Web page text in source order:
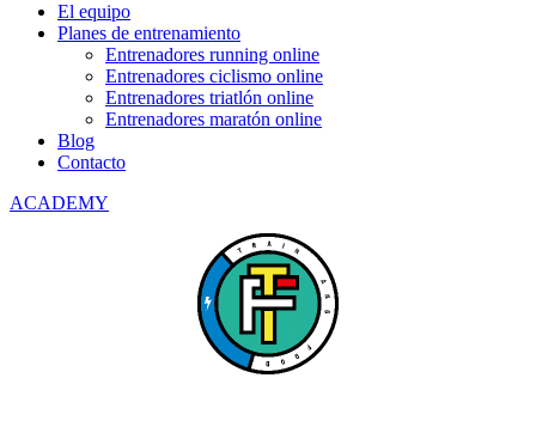
El equipo
Planes de entrenamiento
Entrenadores running online
Entrenadores ciclismo online
Entrenadores triatlón online
Entrenadores maratón online
Blog
Contacto
ACADEMY